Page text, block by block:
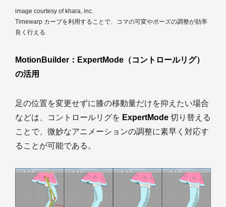
image courtesy of khara, inc.
Timewarp カーブを利用することで、コマの可変やポーズの調整が効率
良く行える
MotionBuilder： ExpertMode （コントロールリグ）
の活用
足の位置を変更せずに膝の移動量だけを抑えたい場合
などは、コントロールリグを ExpertMode 切り替える
ことで、微妙なアニメーションの調整に素早く対応す
ることが可能である。